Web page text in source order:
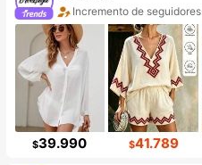
Incremento de
$39.990 $41.789